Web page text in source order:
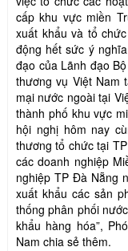
cấp khu vực miền
xuất khẩu và tổ
động hết sức ý
đạo của Lãnh đạo
thương vụ Việt Nam
mại nước ngoài tại
thành phố khu vực
hội nghị hôm nay
thương tổ chức tại
các doanh nghiệp
nghiệp TP Đà Nẵng
xuất khẩu các sản
thống phân phối
khẩu hàng hóa”,
Nam chia sẻ thêm.